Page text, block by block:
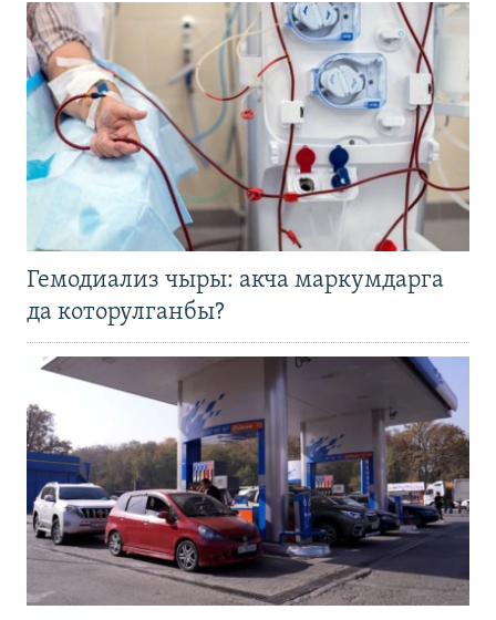
Гемодиализ чыры: акча маркумдарга
да которулганбы?